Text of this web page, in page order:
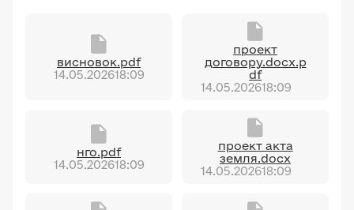
висновок.pdf
14.05.202618:09
проект
договору.docx.p
df
14.05.202618:09
нго.pdf
14.05.202618:09
проект акта
земля.docx
14.05.202618:09